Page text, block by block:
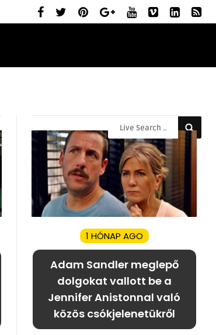
1 HÓNAP AGO
Adam Sandler meglepő
dolgokat vallott be a
Jennifer Anistonnal való
közös csókjelenetükről